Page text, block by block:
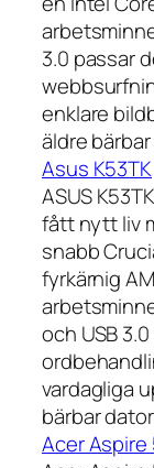
3.0 passar
enklare
äldre
Asus K53TK
ASUS
fått nytt liv
snabb
fyrkärnig
och USB
vardagliga
bärbar
Acer Aspire